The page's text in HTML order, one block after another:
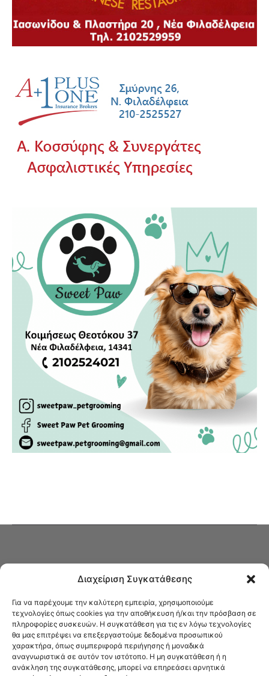
Διαχείριση Συγκατάθεσης
Για να παρέχουμε την καλύτερη εμπειρία, χρησιμοποιούμε
τεχνολογίες όπως cookies για την αποθήκευση ή/και την πρόσβαση σε
πληροφορίες συσκευών. Η συγκατάθεση για τις εν λόγω τεχνολογίες
θα μας επιτρέψει να επεξεργαστούμε δεδομένα προσωπικού
χαρακτήρα, όπως συμπεριφορά περιήγησης ή μοναδικά
αναγνωριστικά σε αυτόν τον ιστότοπο. Η μη συγκατάθεση ή η
ανάκληση της συγκατάθεσης, μπορεί να επηρεάσει αρνητικά
Στο Καφενείο θα βρείτε όλες τις ειδήσεις που αφορούν την Νέα
Φιλαδέλφεια και τη Νέα Χαλκηδόνα, καυτή αρθρογραφία, καθώς και
όλα τα νέα που σας αφορούν.